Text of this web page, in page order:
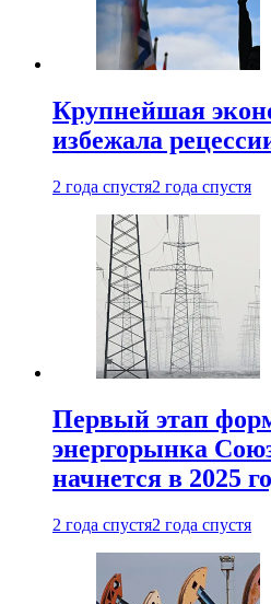
Крупнейшая
избежала
2 года спустя2 года спустя
Первый этап
энергорынка
начнется в 2025
2 года спустя2 года спустя